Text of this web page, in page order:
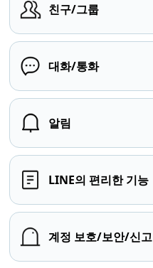
친구/그룹
대화/통화
알림
LINE의 편리한 기능
계정 보호/보안/신고